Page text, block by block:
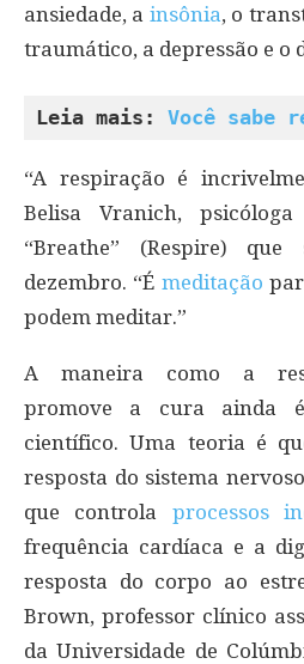
ansiedade, a insônia, o
traumático, a depressão e o
Leia mais: Você sabe
“A respiração é
Belisa Vranich,
“Breathe” (Respire)
dezembro. “É meditação
podem meditar.”
A maneira como a
promove a cura ainda
científico. Uma teoria é
resposta do sistema
que controla processos
frequência cardíaca e a
resposta do corpo ao
Brown, professor clínico
da Universidade de